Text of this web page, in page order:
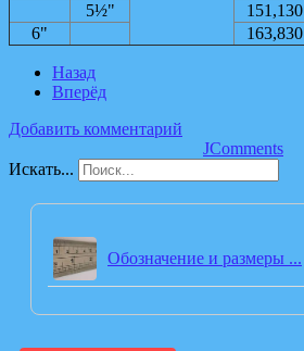
5½"
151,130
6"
163,830
Назад
Вперёд
Добавить комментарий
JComments
Искать...
Обозначение и размеры ...